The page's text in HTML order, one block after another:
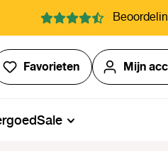
Favorieten Je hebt 0
Mijn
Sale